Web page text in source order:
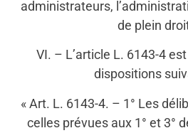
administrateurs,
de plein
VI. – L’article L. 6143-4
dispositions
« Art. L. 6143-4. – 1° Les
celles prévues aux 1° et 3°